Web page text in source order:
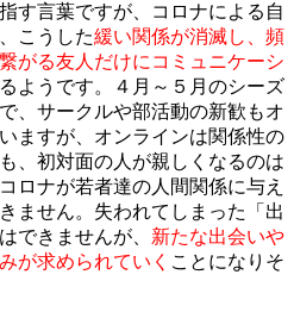
す言葉ですが、コロナによる自
こうした緩い関係が消滅し、頻
がる友人だけにコミュニケーシ
ようです。４月～５月のシーズ
、サークルや部活動の新歓もオ
ますが、オンラインは関係性の
、初対面の人が親しくなるのは
ロナが若者達の人間関係に与え
ません。失われてしまった「出
できませんが、 新たな出会いや
が求められていく ことになりそ